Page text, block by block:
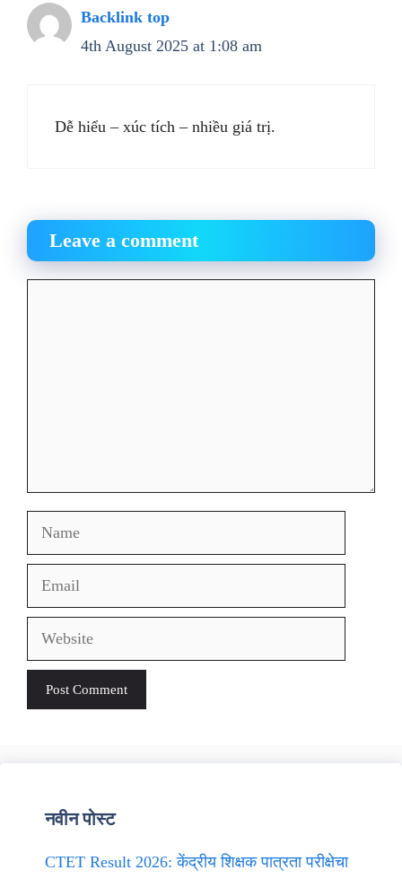
Backlink top
4th August 2025 at 1:08 am
Dễ hiểu – xúc tích – nhiều giá trị.
Leave a comment
Name
Email
Website
नवीन पोस्ट
CTET Result 2026: केंद्रीय शिक्षक पात्रता परीक्षेचा